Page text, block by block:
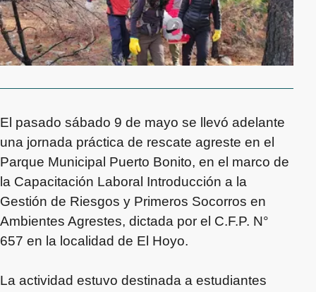
El pasado sábado 9 de mayo se llevó adelante
una jornada práctica de rescate agreste en el
Parque Municipal Puerto Bonito, en el marco de
la Capacitación Laboral Introducción a la
Gestión de Riesgos y Primeros Socorros en
Ambientes Agrestes, dictada por el C.F.P. N°
657 en la localidad de El Hoyo.
La actividad estuvo destinada a estudiantes